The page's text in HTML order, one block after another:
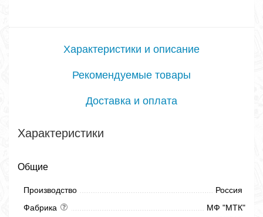
Характеристики и описание
Рекомендуемые товары
Доставка и оплата
Характеристики
Общие
Производство
Россия
Фабрика
МФ "МТК"